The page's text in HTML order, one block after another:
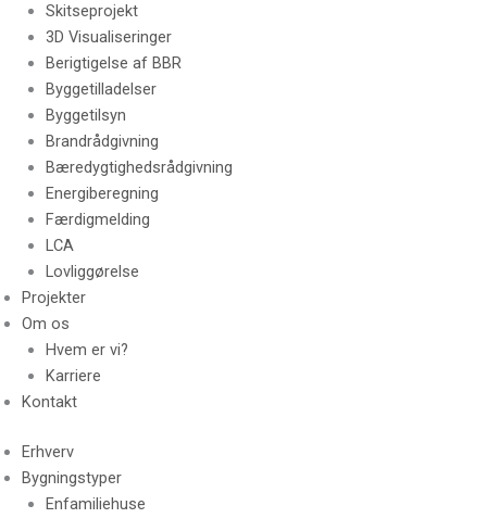
Skitseprojekt
3D Visualiseringer
Berigtigelse af BBR
Byggetilladelser
Byggetilsyn
Brandrådgivning
Bæredygtighedsrådgivning
Energiberegning
Færdigmelding
LCA
Lovliggørelse
Projekter
Om os
Hvem er vi?
Karriere
Kontakt
Erhverv
Bygningstyper
Enfamiliehuse